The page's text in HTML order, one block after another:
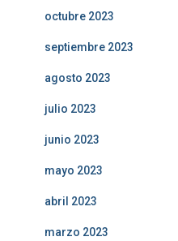
octubre 2023
septiembre 2023
agosto 2023
julio 2023
junio 2023
mayo 2023
abril 2023
marzo 2023